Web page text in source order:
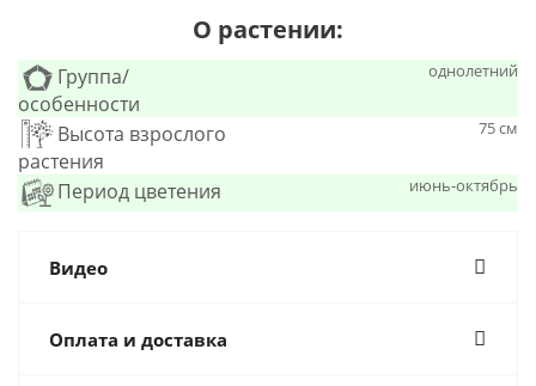
О растении:
Группа/
особенности
однолетний
Высота взрослого
растения
75 см
Период цветения июнь-октябрь
Видео
Оплата и доставка